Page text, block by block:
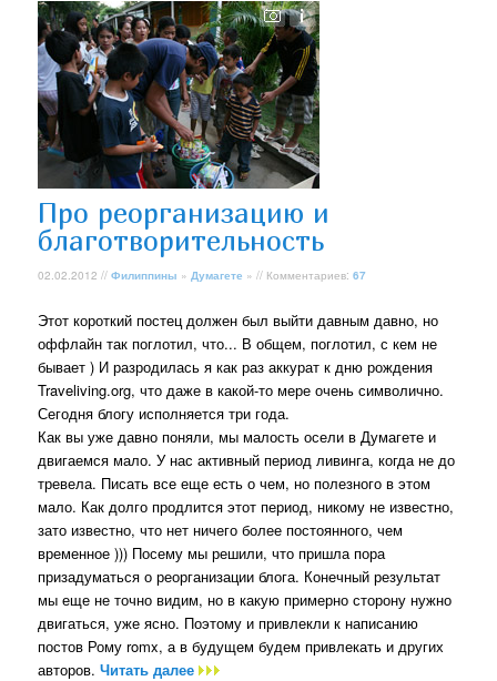
Про реорганизацию и
благотворительность
02.02.2012 //Филиппины » Думагете » // Комментариев:67
Этот короткий постец должен был выйти давным давно, но
оффлайн так поглотил, что... В общем, поглотил, с кем не
бывает ) И разродилась я как раз аккурат к дню рождения
Traveliving.org, что даже в какой-то мере очень символично.
Сегодня блогу исполняется три года.
Как вы уже давно поняли, мы малость осели в Думагете и
двигаемся мало. У нас активный период ливинга, когда не до
тревела. Писать все еще есть о чем, но полезного в этом
мало. Как долго продлится этот период, никому не известно,
зато известно, что нет ничего более постоянного, чем
временное ))) Посему мы решили, что пришла пора
призадуматься о реорганизации блога. Конечный результат
мы еще не точно видим, но в какую примерно сторону нужно
двигаться, уже ясно. Поэтому и привлекли к написанию
постов Рому romx, а в будущем будем привлекать и других
авторов.Читать далее